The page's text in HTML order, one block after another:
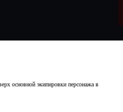
основной экипировки персонажа в